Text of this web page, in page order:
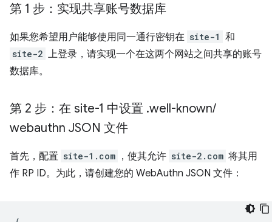
第 1 步：实现共享账号数据库
如果您希望用户能够使用同一通行密钥在 site-1 和
site-2 上登录，请实现一个在这两个网站之间共享的账号
数据库。
第 2 步：在 site-1 中设置 .well-known/
webauthn JSON 文件
首先，配置 site-1.com ，使其允许 site-2.com 将其用
作 RP ID。为此，请创建您的 WebAuthn JSON 文件：